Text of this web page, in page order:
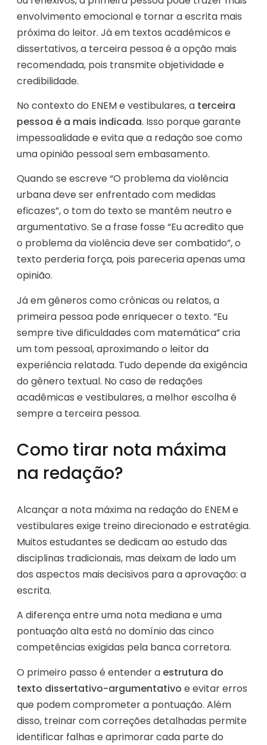
envolvimento emocional e tornar a escrita mais
próxima do leitor. Já em textos acadêmicos e
dissertativos, a terceira pessoa é a opção mais
recomendada, pois transmite objetividade e
credibilidade.
No contexto do ENEM e vestibulares, a terceira
pessoa é a mais indicada. Isso porque garante
impessoalidade e evita que a redação soe como
uma opinião pessoal sem embasamento.
Quando se escreve “O problema da violência
urbana deve ser enfrentado com medidas
eficazes”, o tom do texto se mantém neutro e
argumentativo. Se a frase fosse “Eu acredito que
o problema da violência deve ser combatido”, o
texto perderia força, pois pareceria apenas uma
opinião.
Já em gêneros como crônicas ou relatos, a
primeira pessoa pode enriquecer o texto. “Eu
sempre tive dificuldades com matemática” cria
um tom pessoal, aproximando o leitor da
experiência relatada. Tudo depende da exigência
do gênero textual. No caso de redações
acadêmicas e vestibulares, a melhor escolha é
sempre a terceira pessoa.
Como tirar nota máxima
na redação?
Alcançar a nota máxima na redação do ENEM e
vestibulares exige treino direcionado e estratégia.
Muitos estudantes se dedicam ao estudo das
disciplinas tradicionais, mas deixam de lado um
dos aspectos mais decisivos para a aprovação: a
escrita.
A diferença entre uma nota mediana e uma
pontuação alta está no domínio das cinco
competências exigidas pela banca corretora.
O primeiro passo é entender a estrutura do
texto dissertativo-argumentativo e evitar erros
que podem comprometer a pontuação. Além
disso, treinar com correções detalhadas permite
identificar falhas e aprimorar cada parte do